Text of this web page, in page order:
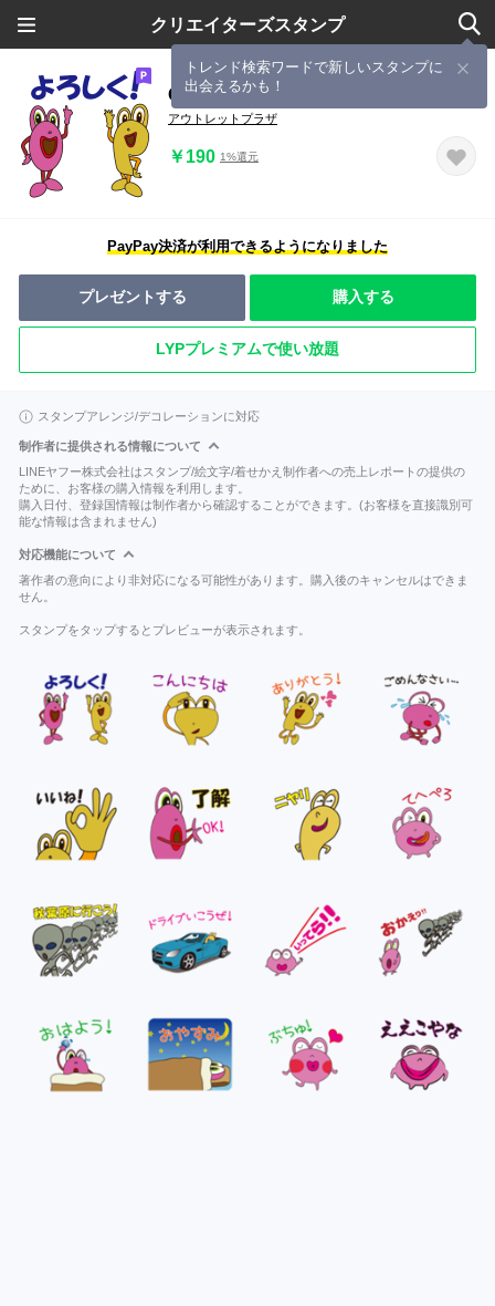
クリエイターズスタンプ
トレンド検索ワードで新しいスタンプに
出会えるかも！
OくんとPくん
アウトレットプラザ
￥190 1%還元
PayPay決済が利用できるようになりました
プレゼントする 購入する
LYPプレミアムで使い放題
スタンプアレンジ/デコレーションに対応
制作者に提供される情報について
LINEヤフー株式会社はスタンプ/絵文字/着せかえ制作者への売上レポートの提供の
ために、お客様の購入情報を利用します。
購入日付、登録国情報は制作者から確認することができます。(お客様を直接識別可
能な情報は含まれません)
対応機能について
著作者の意向により非対応になる可能性があります。購入後のキャンセルはできま
せん。
スタンプをタップするとプレビューが表示されます。